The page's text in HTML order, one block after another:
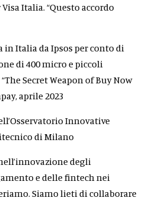
Italia. “Questo accordo
in Italia da Ipsos per conto di
di 400 micro e piccoli
Secret Weapon of Buy Now
aprile 2023
Innovative
di Milano
degli
e delle fintech nei
Siamo lieti di collaborare